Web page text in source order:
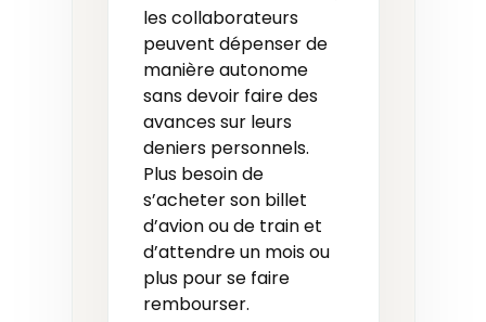
les collaborateurs
peuvent dépenser de
manière autonome
sans devoir faire des
avances sur leurs
deniers personnels.
Plus besoin de
s’acheter son billet
d’avion ou de train et
d’attendre un mois ou
plus pour se faire
rembourser.